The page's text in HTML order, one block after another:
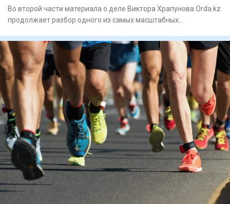
Во второй части материала о деле Виктора Храпунова Orda.kz
продолжает разбор одного из самых масштабных